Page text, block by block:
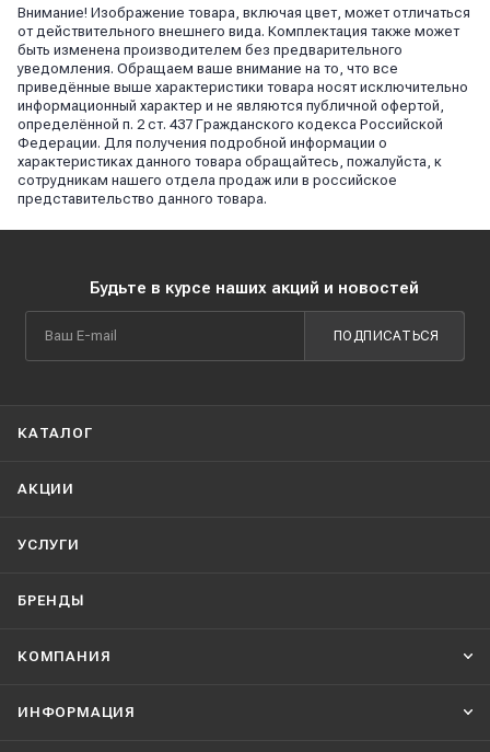
Внимание! Изображение товара, включая цвет, может отличаться
от действительного внешнего вида. Комплектация также может
быть изменена производителем без предварительного
уведомления. Обращаем ваше внимание на то, что все
приведённые выше характеристики товара носят исключительно
информационный характер и не являются публичной офертой,
определённой п. 2 ст. 437 Гражданского кодекса Российской
Федерации. Для получения подробной информации о
характеристиках данного товара обращайтесь, пожалуйста, к
сотрудникам нашего отдела продаж или в российское
представительство данного товара.
Будьте в курсе наших акций и новостей
ПОДПИСАТЬСЯ
КАТАЛОГ
АКЦИИ
УСЛУГИ
БРЕНДЫ
КОМПАНИЯ
ИНФОРМАЦИЯ